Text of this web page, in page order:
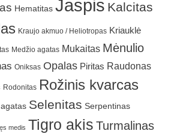
Hematitas Jaspis Kalcitas
Kraujo akmuo / Heliotropas Kriauklė
Medžio agatas Mukaitas Mėnulio
Oniksas Opalas Piritas Raudonas
Rodonitas Rožinis kvarcas
Selenitas Serpentinas
medis Tigro akis Turmalinas